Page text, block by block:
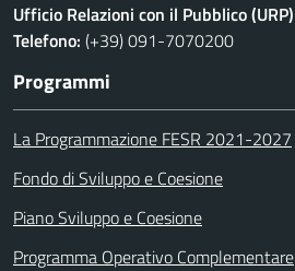
Ufficio Relazioni con il Pubblico (URP)
Telefono: (+39) 091-7070200
Programmi
La Programmazione FESR 2021-2027
Fondo di Sviluppo e Coesione
Piano Sviluppo e Coesione
Programma Operativo Complementare